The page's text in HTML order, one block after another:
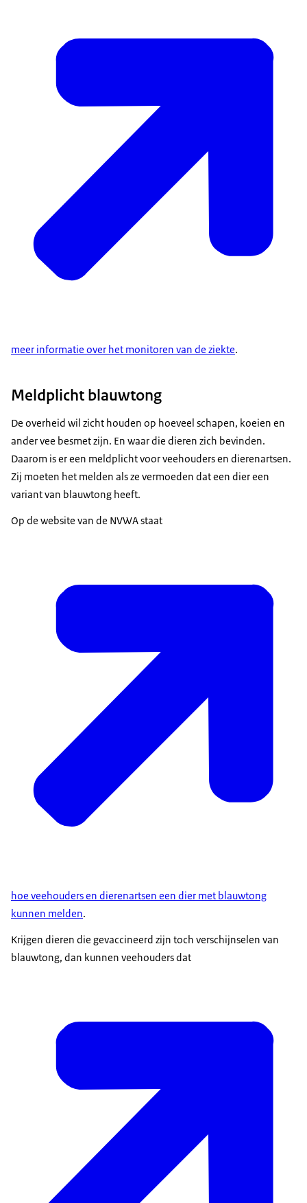
meer informatie over het monitoren van de ziekte.
Meldplicht blauwtong
De overheid wil zicht houden op hoeveel schapen, koeien en
ander vee besmet zijn. En waar die dieren zich bevinden.
Daarom is er een meldplicht voor veehouders en dierenartsen.
Zij moeten het melden als ze vermoeden dat een dier een
variant van blauwtong heeft.
Op de website van de NVWA staat
hoe veehouders en dierenartsen een dier met blauwtong
kunnen melden.
Krijgen dieren die gevaccineerd zijn toch verschijnselen van
blauwtong, dan kunnen veehouders dat